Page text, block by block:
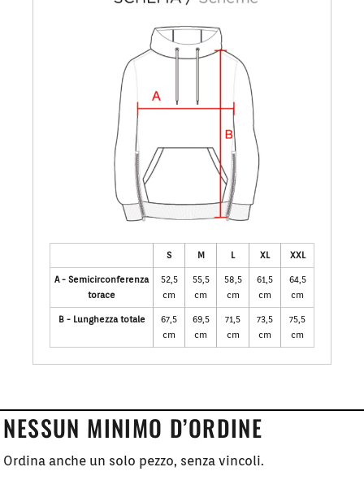
S M L XL XXL
A - Semicirconferenza
torace
52,5
cm
55,5
cm
58,5
cm
61,5
cm
64,5
cm
B - Lunghezza totale
67,5
cm
69,5
cm
71,5
cm
73,5
cm
75,5
cm
NESSUN MINIMO D’ORDINE
Ordina anche un solo pezzo, senza vincoli.